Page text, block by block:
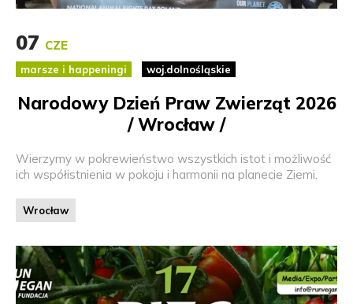
07 CZE
marsze i happeningi woj.dolnośląskie
Narodowy Dzień Praw Zwierząt 2026
/ Wrocław /
Wierzymy w pokrewieństwo wszystkich istot i możliwość
ich współistnienia w pokoju i harmonii na planecie Ziemi.
Wrocław